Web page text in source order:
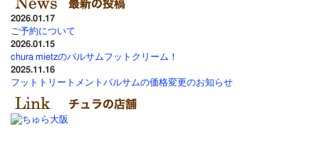
2026.01.17
ご予約について
2026.01.15
chura mietzのバルサムフットクリーム！
2025.11.16
フットトリートメントバルサムの価格変更のお知らせ